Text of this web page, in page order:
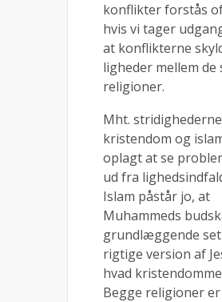
konflikter forstås
hvis vi tager
at konflikterne
ligheder mellem de
religioner.
Mht.
kristendom og
oplagt at se
ud fra
Islam påstår jo, at
Muhammeds
grundlæggende
rigtige version af
hvad
Begge religioner er